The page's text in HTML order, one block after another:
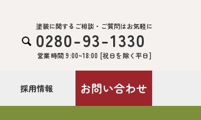

塗装に関するご相談・ご質問はお気軽に
0280-93-1330
営業時間 9:00~18:00 [祝日を除く平日]
採用情報 お問い合わせ